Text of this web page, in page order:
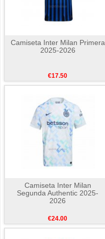
Camiseta Inter Milan Primera
2025-2026
€17.50
Camiseta Inter Milan
Segunda Authentic 2025-
2026
€24.00